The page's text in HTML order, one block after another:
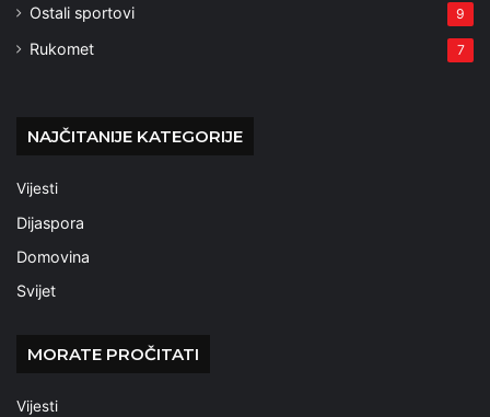
Ostali sportovi 9
Rukomet 7
NAJČITANIJE KATEGORIJE
Vijesti
Dijaspora
Domovina
Svijet
MORATE PROČITATI
Vijesti